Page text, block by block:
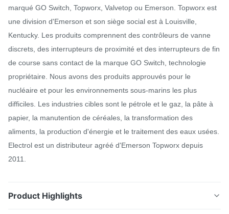
marqué GO Switch, Topworx, Valvetop ou Emerson. Topworx est
une division d'Emerson et son siège social est à Louisville,
Kentucky. Les produits comprennent des contrôleurs de vanne
discrets, des interrupteurs de proximité et des interrupteurs de fin
de course sans contact de la marque GO Switch, technologie
propriétaire. Nous avons des produits approuvés pour le
nucléaire et pour les environnements sous-marins les plus
difficiles. Les industries cibles sont le pétrole et le gaz, la pâte à
papier, la manutention de céréales, la transformation des
aliments, la production d'énergie et le traitement des eaux usées.
Electrol est un distributeur agréé d'Emerson Topworx depuis
2011.
Product Highlights